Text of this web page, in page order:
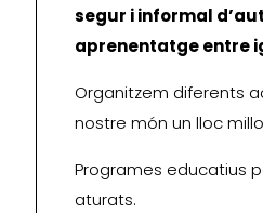
segur i informal
aprenentatge entre
Organitzem diferents
nostre món un lloc
Programes educatius
aturats.